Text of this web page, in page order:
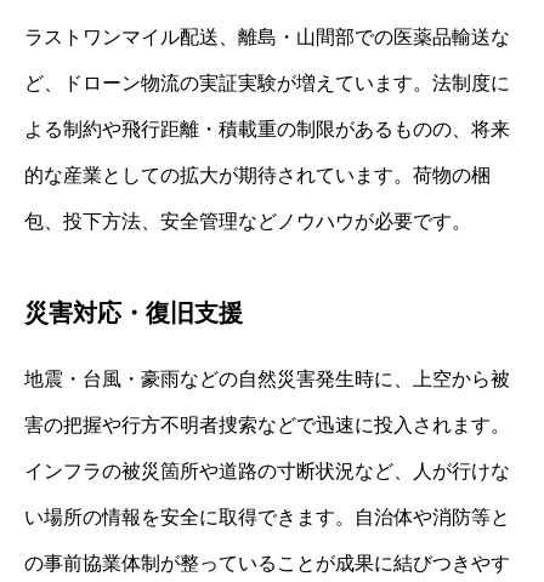
ラストワンマイル配送、離島・山間部での医薬品輸送な
ど、ドローン物流の実証実験が増えています。法制度に
よる制約や飛行距離・積載重の制限があるものの、将来
的な産業としての拡大が期待されています。荷物の梱
包、投下方法、安全管理などノウハウが必要です。
災害対応・復旧支援
地震・台風・豪雨などの自然災害発生時に、上空から被
害の把握や行方不明者捜索などで迅速に投入されます。
インフラの被災箇所や道路の寸断状況など、人が行けな
い場所の情報を安全に取得できます。自治体や消防等と
の事前協業体制が整っていることが成果に結びつきやす